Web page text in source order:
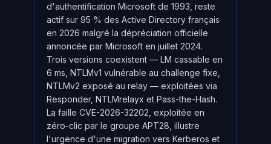
d'authentification Microsoft de 1993, reste
actif sur 95 % des Active Directory français
en 2026 malgré la dépréciation officielle
annoncée par Microsoft en juillet 2024.
Trois versions coexistent — LM cassable en
6 ms, NTLMv1 vulnérable au challenge fixe,
NTLMv2 exposé au relay — exploitées via
Responder, NTLMrelayx et Pass-the-Hash.
La faille CVE-2026-32202, exploitée en
zéro-clic par le groupe APT28, illustre
l'urgence d'une migration vers Kerberos et